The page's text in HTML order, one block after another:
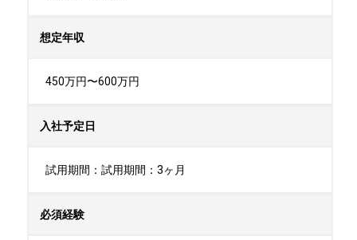
想定年収
450万円〜600万円
入社予定日
試用期間：試用期間：3ヶ月
必須経験